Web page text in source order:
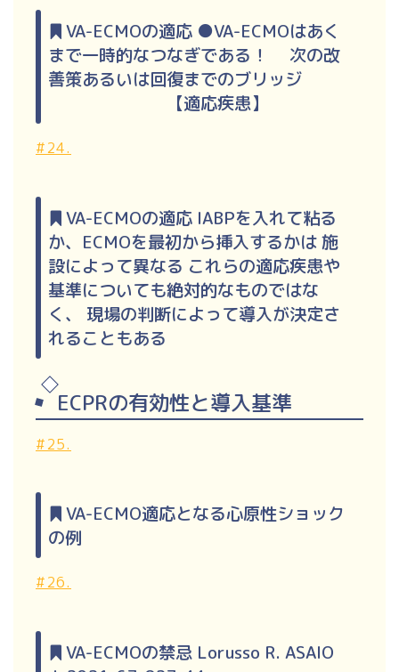
VA-ECMOの適応 ●VA-ECMOはあく
まで一時的なつなぎである！ 次の改
善策あるいは回復までのブリッジ
【適応疾患】
#24.
VA-ECMOの適応 IABPを入れて粘る
か、ECMOを最初から挿入するかは 施
設によって異なる これらの適応疾患や
基準についても絶対的なものではな
く、 現場の判断によって導入が決定さ
れることもある
ECPRの有効性と導入基準
#25.
VA-ECMO適応となる心原性ショック
の例
#26.
VA-ECMOの禁忌 Lorusso R. ASAIO